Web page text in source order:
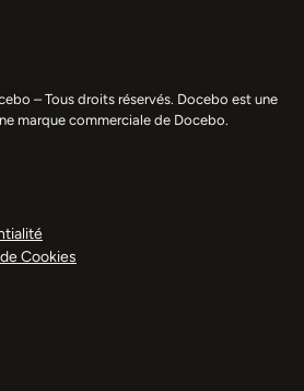
– Tous droits réservés. Docebo est une
marque commerciale de Docebo.
Cookies